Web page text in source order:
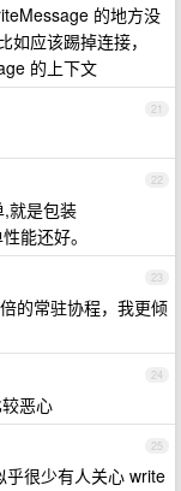
的地方没
应该踢掉连接，
的上下文
21
22
就是包装
能还好。
23
的常驻协程，我更倾
24
恶心
25
乎很少有人关心 write